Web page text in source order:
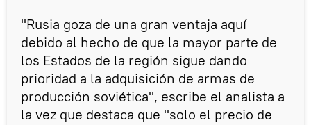
"Rusia goza de una gran ventaja aquí
debido al hecho de que la mayor parte de
los Estados de la región sigue dando
prioridad a la adquisición de armas de
producción soviética", escribe el analista a
la vez que destaca que "solo el precio de